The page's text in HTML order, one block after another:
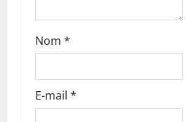
i
c
l
e
Nom *
E-mail *